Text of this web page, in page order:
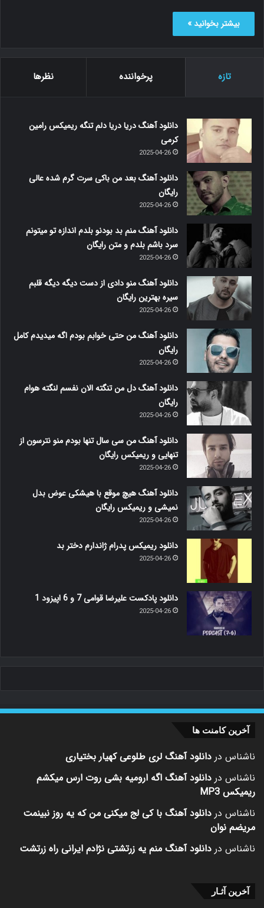
بیشتر بخوانید »
تازه پرخواننده نظرها
دانلود آهنگ دریا دریا دلم تنگه ریمیکس رامین
کرمی
2025-04-26
دانلود آهنگ بعد من باکی سرت گرم شده عالی
رایگان
2025-04-26
دانلود آهنگ منم بد بودنو بلدم اندازه تو میتونم
سرد باشم بلدم و متن رایگان
2025-04-26
دانلود آهنگ منو دادی از دست دیگه دیگه قلبم
سیره بهترین رایگان
2025-04-26
دانلود آهنگ من حتی خوابم بودم اگه میدیدم کامل
رایگان
2025-04-26
دانلود آهنگ دل من تنگته الان نفسم لنگته هوام
رایگان
2025-04-26
دانلود آهنگ من سی سال تنها بودم منو نترسون از
تنهایی و ریمیکس رایگان
2025-04-26
دانلود آهنگ هیچ موقع با هیشکی عوض بدل
نمیشی و ریمیکس رایگان
2025-04-26
دانلود ریمیکس پدرام ژاندارم دختر بد
2025-04-26
دانلود پادکست علیرضا قوامی 7 و 6 اپیزود 1
2025-04-26
آخرین کامنت ها
ناشناس در دانلود آهنگ لری طلوعی کهیار بختیاری
ناشناس در دانلود آهنگ اگه ارومیه بشی روت ارس میکشم
ریمیکس MP3
ناشناس در دانلود آهنگ با کی لج میکنی من که یه روز نبینمت
مریضم نوان
ناشناس در دانلود آهنگ منم یه زرتشتی نژادم ایرانی راه زرتشت
آخرین آثـار